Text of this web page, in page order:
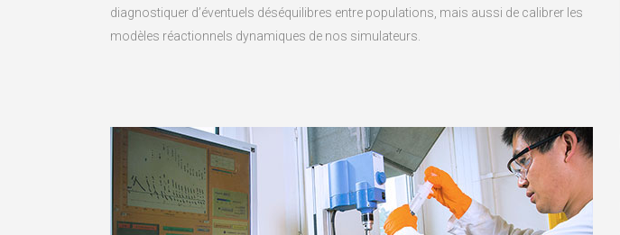
diagnostiquer d’éventuels déséquilibres entre populations, mais aussi de calibrer les
modèles réactionnels dynamiques de nos simulateurs.